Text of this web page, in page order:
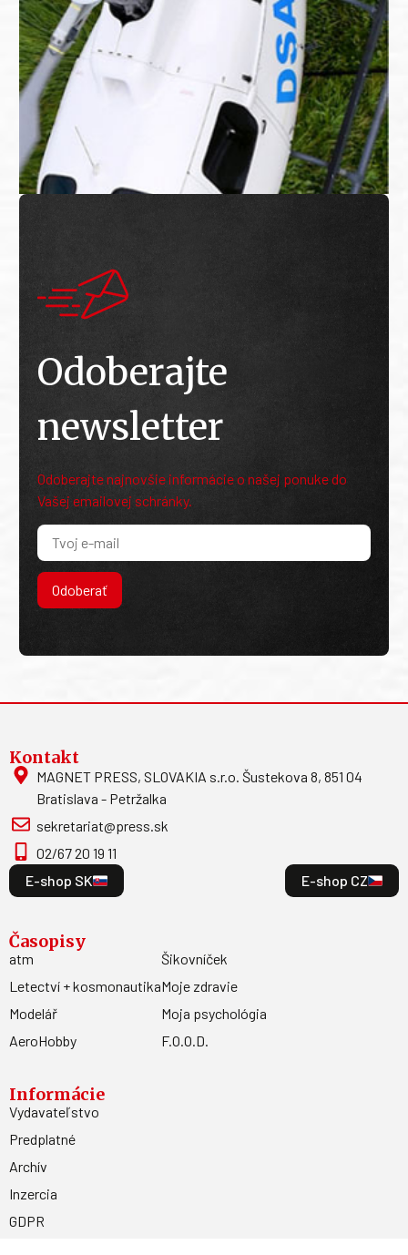
Odoberajte
newsletter
Odoberajte najnovšie informácie o našej ponuke do
Vašej emailovej schránky.
Odoberať
Kontakt
MAGNET PRESS, SLOVAKIA s.r.o. Šustekova 8, 851 04
Bratislava - Petržalka
sekretariat@press.sk
02/67 20 19 11
E-shop SK
E-shop CZ
Časopisy
atm
Letectví + kosmonautika
Modelář
AeroHobby
Šikovníček
Moje zdravie
Moja psychológia
F.O.O.D.
Informácie
Vydavateľstvo
Predplatné
Archív
Inzercia
GDPR